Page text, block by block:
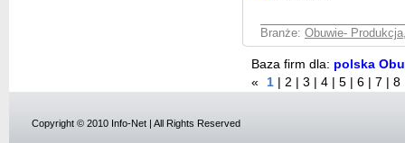
Branże: Obuwie-
Baza firm dla: polska
«
1 2 3 4 5 6 7 8
Copyright © 2010 Info-Net | All Rights Reserved